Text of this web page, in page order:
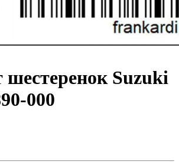
шестеренок Suzuki
000